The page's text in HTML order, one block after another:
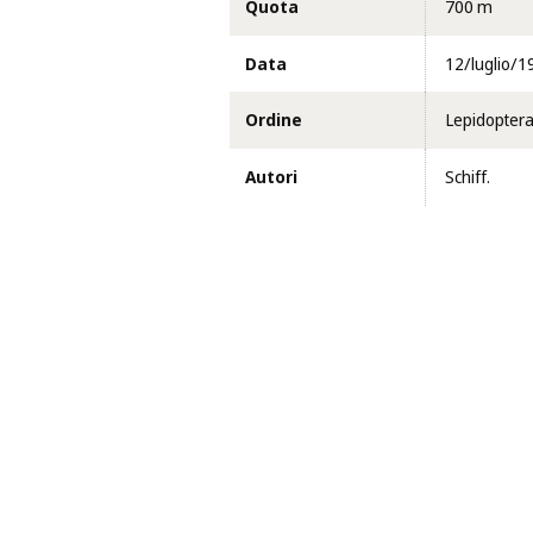
Quota 700 m
Data 12/luglio/
Ordine Lepidoptera
Autori Schiff.